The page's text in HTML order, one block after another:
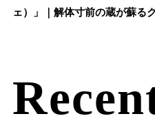
ェ）」｜解体寸前の蔵が蘇る